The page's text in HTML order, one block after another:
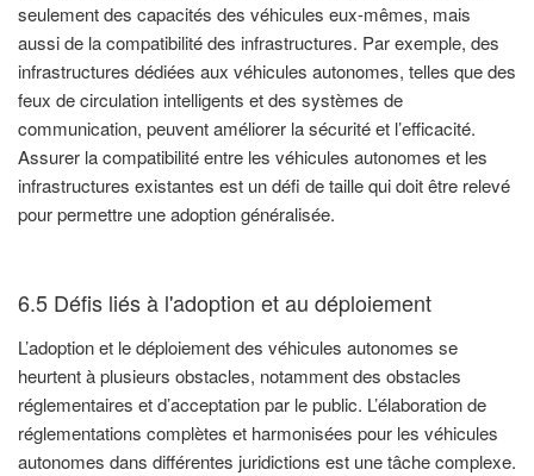
seulement des capacités des véhicules eux-mêmes, mais
aussi de la compatibilité des infrastructures. Par exemple, des
infrastructures dédiées aux véhicules autonomes, telles que des
feux de circulation intelligents et des systèmes de
communication, peuvent améliorer la sécurité et l’efficacité.
Assurer la compatibilité entre les véhicules autonomes et les
infrastructures existantes est un défi de taille qui doit être relevé
pour permettre une adoption généralisée.
6.5 Défis liés à l'adoption et au déploiement
L’adoption et le déploiement des véhicules autonomes se
heurtent à plusieurs obstacles, notamment des obstacles
réglementaires et d’acceptation par le public. L’élaboration de
réglementations complètes et harmonisées pour les véhicules
autonomes dans différentes juridictions est une tâche complexe.